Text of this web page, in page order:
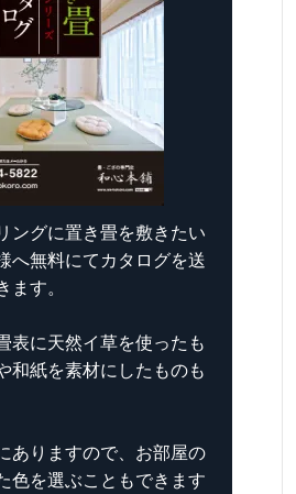
ングに置き畳を敷きたい
へ無料にてカタログを送
ます。
表に天然イ草を使ったも
和紙を素材にしたものも
ありますので、お部屋の
色を選ぶこともできます